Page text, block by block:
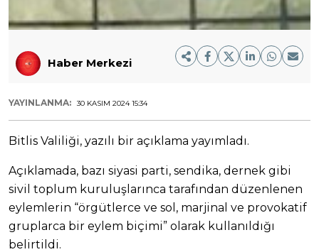
Haber Merkezi
YAYINLANMA: 30 KASIM 2024 15:34
Bitlis Valiliği, yazılı bir açıklama yayımladı.
Açıklamada, bazı siyasi parti, sendika, dernek gibi
sivil toplum kuruluşlarınca tarafından düzenlenen
eylemlerin “örgütlerce ve sol, marjinal ve provokatif
gruplarca bir eylem biçimi” olarak kullanıldığı
belirtildi.